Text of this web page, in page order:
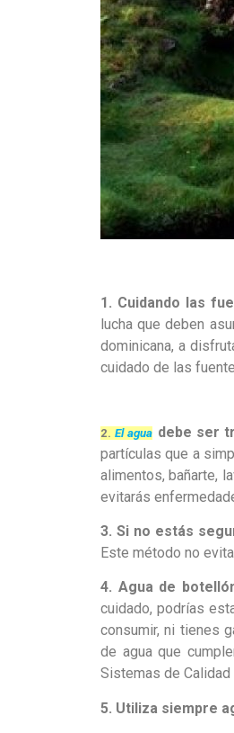
1. Cuidando las
lucha que deben
dominicana, a
cuidado de las
2. El agua debe ser
partículas que a
alimentos, bañarte,
evitarás
3. Si no estás
Este método no
4. Agua de
cuidado, podrías
consumir, ni tienes
de agua que
Sistemas de Calidad
5. Utiliza siempre